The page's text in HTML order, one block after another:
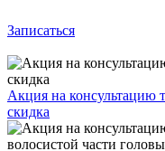
Записаться
Акция на консультацию
скидка